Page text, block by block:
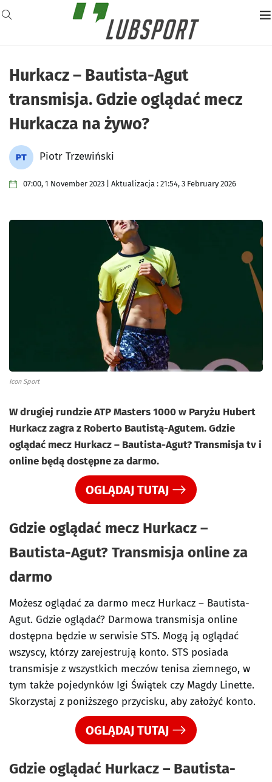
Hurkacz – Bautista-Agut
transmisja. Gdzie oglądać mecz
Hurkacza na żywo?
Piotr Trzewiński
07:00, 1 November 2023 | Aktualizacja : 21:54, 3 February 2026
Icon Sport
W drugiej rundzie ATP Masters 1000 w Paryżu Hubert
Hurkacz zagra z Roberto Bautistą-Agutem. Gdzie
oglądać mecz Hurkacz – Bautista-Agut? Transmisja tv i
online będą dostępne za darmo.
OGLĄDAJ TUTAJ
Gdzie oglądać mecz Hurkacz –
Bautista-Agut? Transmisja online za
darmo
Możesz oglądać za darmo mecz Hurkacz – Bautista-
Agut. Gdzie oglądać? Darmowa transmisja online
dostępna będzie w serwisie STS. Mogą ją oglądać
wszyscy, którzy zarejestrują konto. STS posiada
transmisje z wszystkich meczów tenisa ziemnego, w
tym także pojedynków Igi Świątek czy Magdy Linette.
Skorzystaj z poniższego przycisku, aby założyć konto.
OGLĄDAJ TUTAJ
Gdzie oglądać Hurkacz – Bautista-